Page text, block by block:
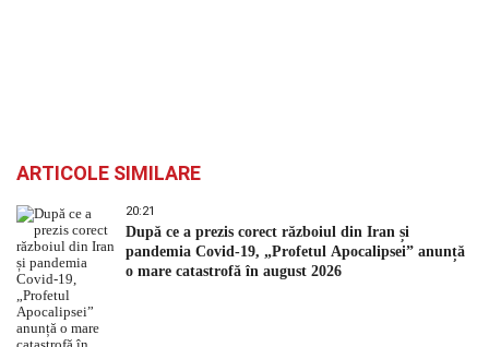
ARTICOLE SIMILARE
20:21
După ce a prezis corect războiul din Iran și
pandemia Covid-19, „Profetul Apocalipsei” anunță
o mare catastrofă în august 2026